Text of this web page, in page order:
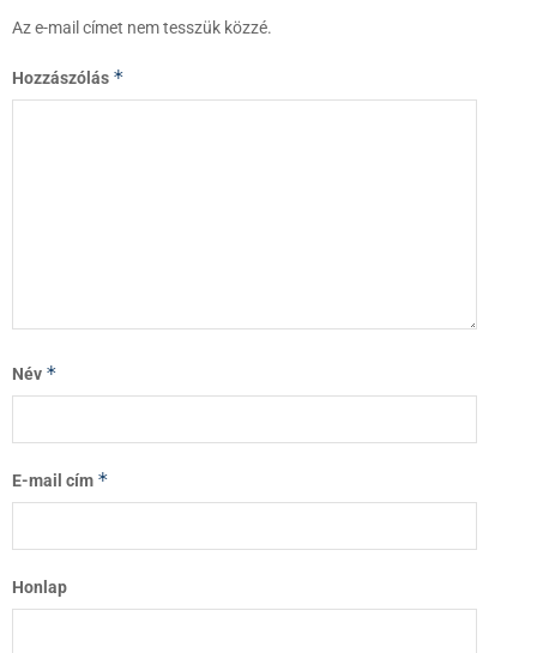
Az e-mail címet nem tesszük közzé.
Hozzászólás *
Név *
E-mail cím *
Honlap